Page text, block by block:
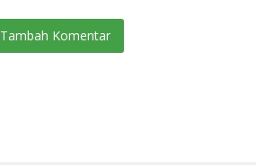
Tambah Komentar